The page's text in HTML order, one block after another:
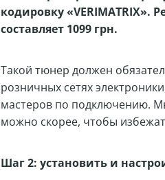
кодировку «VERIMATRIX».
составляет 1099 грн.
Такой тюнер должен
розничных сетях
мастеров по подключению.
можно скорее, чтобы
Шаг 2: установить и